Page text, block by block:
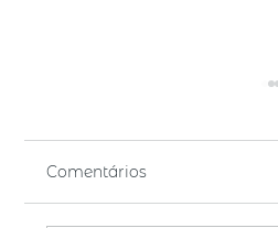
Comentários